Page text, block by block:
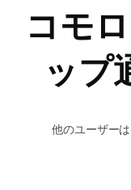
コモ
ップ
他のユーザー